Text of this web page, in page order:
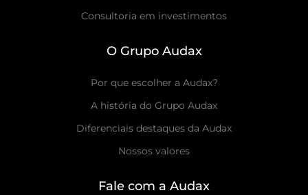
Consultoria em investimentos
O Grupo Audax
Por que escolher a Audax?
A história do Grupo Audax
Diferenciais destaques da Audax
Nossos valores
Fale com a Audax